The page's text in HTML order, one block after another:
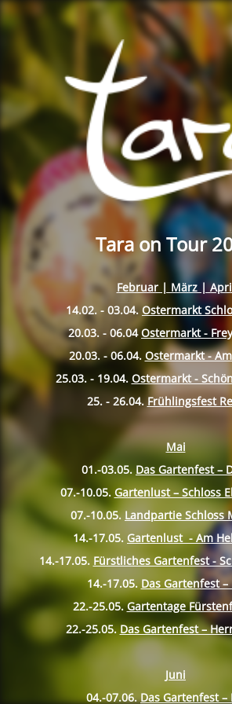
Tara on Tour
Februar | März |
14.02. - 03.04. Ostermarkt
20.03. - 06.04 Ostermarkt -
20.03. - 06.04. Ostermarkt -
25.03. - 19.04. Ostermarkt -
25. - 26.04. Frühlingsfest
Mai
01.-03.05. Das Gartenfest –
07.-10.05. Gartenlust – Schloss
07.-10.05. Landpartie Schloss
14.-17.05. Gartenlust - Am
14.-17.05. Fürstliches Gartenfest -
14.-17.05. Das Gartenfest –
22.-25.05. Gartentage
22.-25.05. Das Gartenfest –
Juni
04.-07.06. Das Gartenfest –